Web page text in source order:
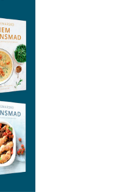
TOMATER I EN LUN
SALAT